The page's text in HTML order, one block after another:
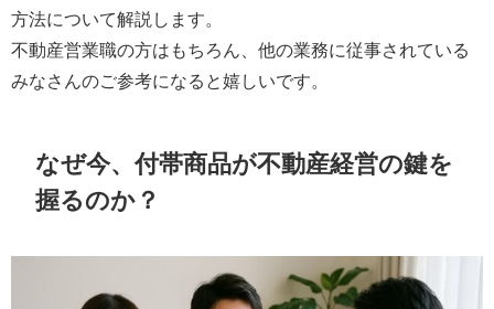
方法について解説します。
不動産営業職の方はもちろん、他の業務に従事されている
みなさんのご参考になると嬉しいです。
なぜ今、付帯商品が不動産経営の鍵を
握るのか？